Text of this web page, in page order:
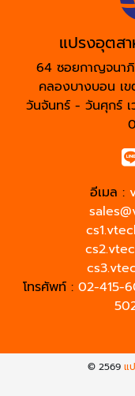
แปรงอุตส
64 ซอยกาญจนา
คลองบางบอน เ
วันจันทร์ - วันศุกร์ เ
อีเมล :
โทรศัพท์ : 02-415-
© 2569แ